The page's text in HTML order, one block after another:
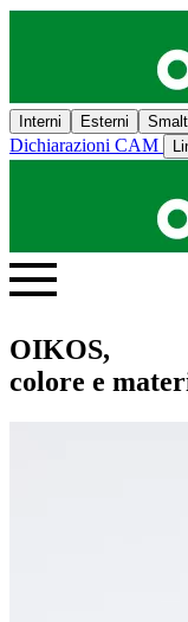
Interni Esterni
Dichiarazioni CAM
OIKOS,
colore e